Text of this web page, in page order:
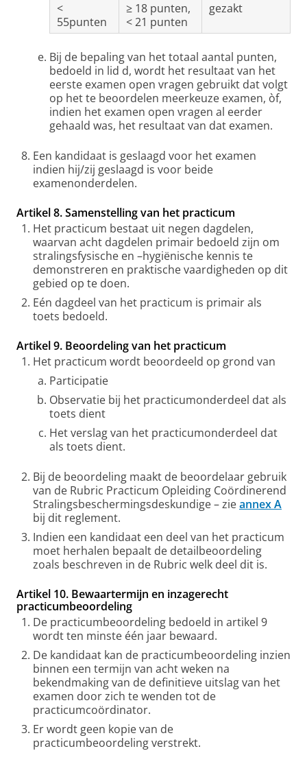
<
55punten
≥ 18 punten,
< 21 punten
gezakt
Bij de bepaling van het totaal aantal punten,
bedoeld in lid d, wordt het resultaat van het
eerste examen open vragen gebruikt dat volgt
op het te beoordelen meerkeuze examen, òf,
indien het examen open vragen al eerder
gehaald was, het resultaat van dat examen.
Een kandidaat is geslaagd voor het examen
indien hij/zij geslaagd is voor beide
examenonderdelen.
Artikel 8. Samenstelling van het practicum
Het practicum bestaat uit negen dagdelen,
waarvan acht dagdelen primair bedoeld zijn om
stralingsfysische en –hygiënische kennis te
demonstreren en praktische vaardigheden op dit
gebied op te doen.
Eén dagdeel van het practicum is primair als
toets bedoeld.
Artikel 9. Beoordeling van het practicum
Het practicum wordt beoordeeld op grond van
Participatie
Observatie bij het practicumonderdeel dat als
toets dient
Het verslag van het practicumonderdeel dat
als toets dient.
Bij de beoordeling maakt de beoordelaar gebruik
van de Rubric Practicum Opleiding Coördinerend
Stralingsbeschermingsdeskundige – zieannex A
bij dit reglement.
Indien een kandidaat een deel van het practicum
moet herhalen bepaalt de detailbeoordeling
zoals beschreven in de Rubric welk deel dit is.
Artikel 10. Bewaartermijn en inzagerecht
practicumbeoordeling
De practicumbeoordeling bedoeld in artikel 9
wordt ten minste één jaar bewaard.
De kandidaat kan de practicumbeoordeling inzien
binnen een termijn van acht weken na
bekendmaking van de definitieve uitslag van het
examen door zich te wenden tot de
practicumcoördinator.
Er wordt geen kopie van de
practicumbeoordeling verstrekt.